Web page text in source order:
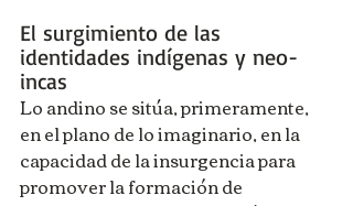
El surgimiento de las
identidades indígenas y neo-
incas
Lo andino se sitúa, primeramente,
en el plano de lo imaginario, en la
capacidad de la insurgencia para
promover la formación de